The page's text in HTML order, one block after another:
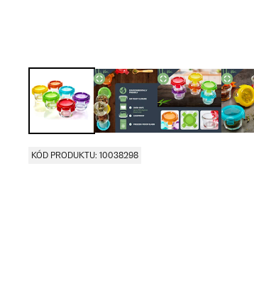
KÓD PRODUKTU: 10038298